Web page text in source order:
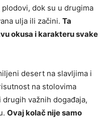
dok su u drugima
ulja ili začini. Ta
okusa i karakteru svake
desert na slavljima i
na stolovima
važnih događaja,
Ovaj kolač nije samo